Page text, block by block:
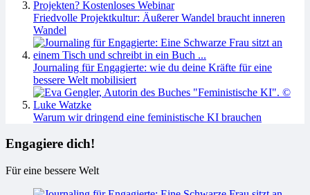
Friedvolle Projektkultur: Äußerer Wandel braucht inneren
Wandel
Journaling für Engagierte: wie du deine Kräfte für eine
bessere Welt mobilisiert
Warum wir dringend eine feministische KI brauchen
Engagiere dich!
Für eine bessere Welt